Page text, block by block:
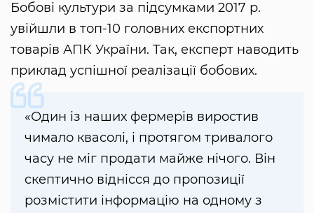
Бобові культури за підсумками 2017 р.
увійшли в топ-10 головних експортних
товарів АПК України. Так, експерт наводить
приклад успішної реалізації бобових.
«Один із наших фермерів виростив
чимало квасолі, і протягом тривалого
часу не міг продати майже нічого. Він
скептично віднісся до пропозиції
розмістити інформацію на одному з